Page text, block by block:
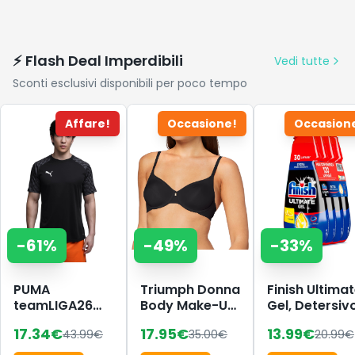
⚡ Flash Deal Imperdibili
Vedi tutte
Sconti esclusivi disponibili per poco tempo
Affare!
-61%
PUMA
teamLIGA26
17.34€43.99€
Occasione!
-49%
Triumph Donna
Body Make-Up
Wired bra,
17.95€35.00€
-33%
Finish
Gel,
13.99€20.99€